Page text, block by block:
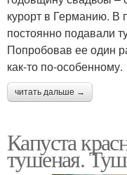
курорт в Германию. В
постоянно подавали
Попробовав ее один
как-то по-особенному.
читать дальше →
Капуста
тушеная.